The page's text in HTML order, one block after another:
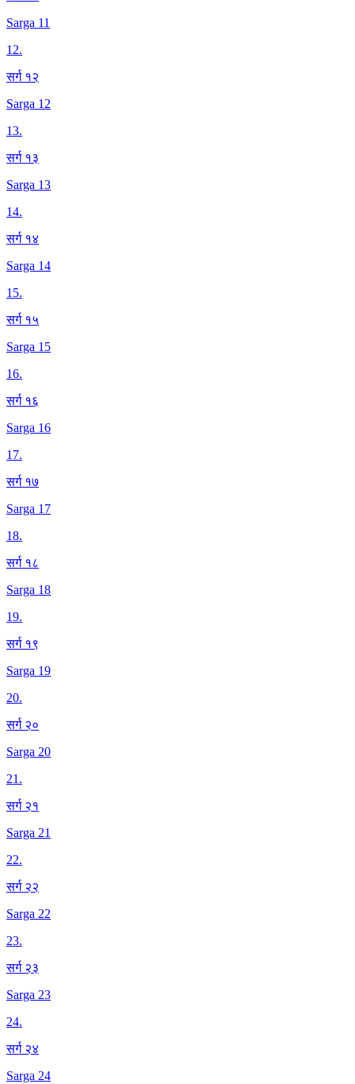
Sarga 11
12.
सर्ग १२
Sarga 12
13.
सर्ग १३
Sarga 13
14.
सर्ग १४
Sarga 14
15.
सर्ग १५
Sarga 15
16.
सर्ग १६
Sarga 16
17.
सर्ग १७
Sarga 17
18.
सर्ग १८
Sarga 18
19.
सर्ग १९
Sarga 19
20.
सर्ग २०
Sarga 20
21.
सर्ग २१
Sarga 21
22.
सर्ग २२
Sarga 22
23.
सर्ग २३
Sarga 23
24.
सर्ग २४
Sarga 24